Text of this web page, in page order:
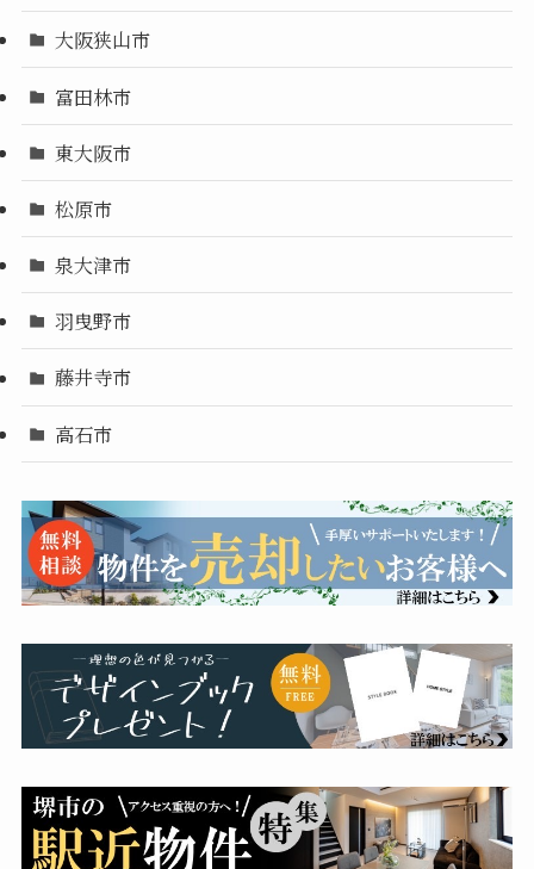
大阪狭山市
富田林市
東大阪市
松原市
泉大津市
羽曳野市
藤井寺市
高石市